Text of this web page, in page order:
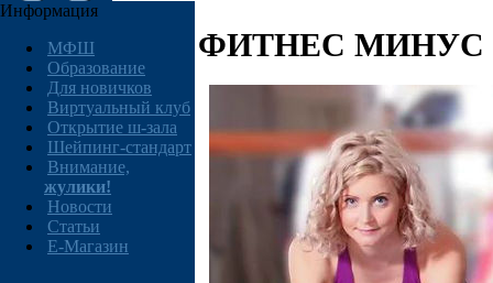
Информация
МФШ
Образование
Для новичков
Виртуальный клуб
Открытие ш-зала
Шейпинг-стандарт
Внимание,
жулики!
Новости
Статьи
E-Магазин
ФИТНЕС МИНУС